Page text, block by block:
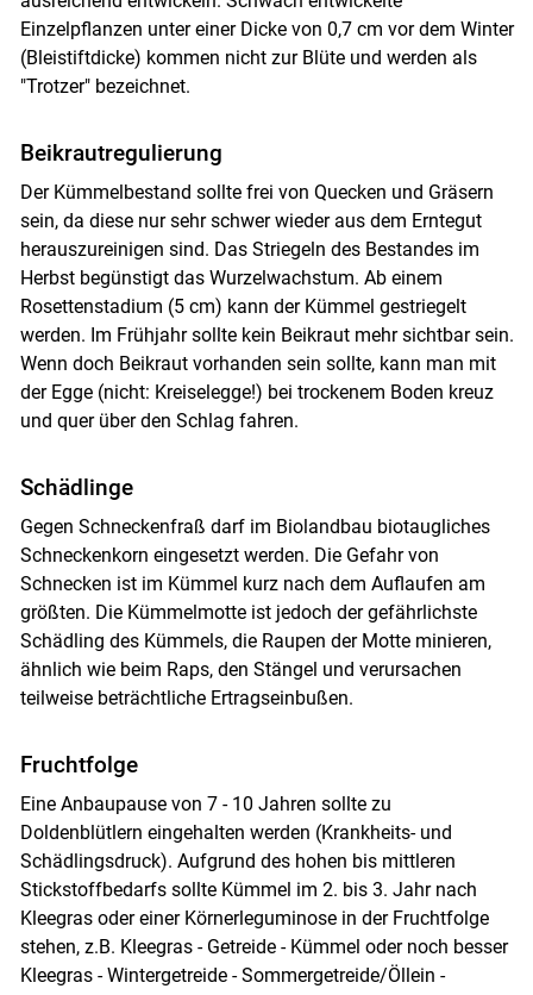
Einzelpflanzen unter einer Dicke von 0,7 cm vor dem Winter
(Bleistiftdicke) kommen nicht zur Blüte und werden als
"Trotzer" bezeichnet.
Beikrautregulierung
Der Kümmelbestand sollte frei von Quecken und Gräsern
sein, da diese nur sehr schwer wieder aus dem Erntegut
herauszureinigen sind. Das Striegeln des Bestandes im
Herbst begünstigt das Wurzelwachstum. Ab einem
Rosettenstadium (5 cm) kann der Kümmel gestriegelt
werden. Im Frühjahr sollte kein Beikraut mehr sichtbar sein.
Wenn doch Beikraut vorhanden sein sollte, kann man mit
der Egge (nicht: Kreiselegge!) bei trockenem Boden kreuz
und quer über den Schlag fahren.
Schädlinge
Gegen Schneckenfraß darf im Biolandbau biotaugliches
Schneckenkorn eingesetzt werden. Die Gefahr von
Schnecken ist im Kümmel kurz nach dem Auflaufen am
größten. Die Kümmelmotte ist jedoch der gefährlichste
Schädling des Kümmels, die Raupen der Motte minieren,
ähnlich wie beim Raps, den Stängel und verursachen
teilweise beträchtliche Ertragseinbußen.
Fruchtfolge
Eine Anbaupause von 7 - 10 Jahren sollte zu
Doldenblütlern eingehalten werden (Krankheits- und
Schädlingsdruck). Aufgrund des hohen bis mittleren
Stickstoffbedarfs sollte Kümmel im 2. bis 3. Jahr nach
Kleegras oder einer Körnerleguminose in der Fruchtfolge
stehen, z.B. Kleegras - Getreide - Kümmel oder noch besser
Kleegras - Wintergetreide - Sommergetreide/Öllein -